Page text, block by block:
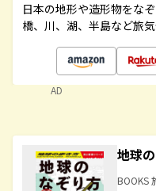
日本の地形や造形物をな
橋、川、湖、半島など旅
AD
地球
BOOKS